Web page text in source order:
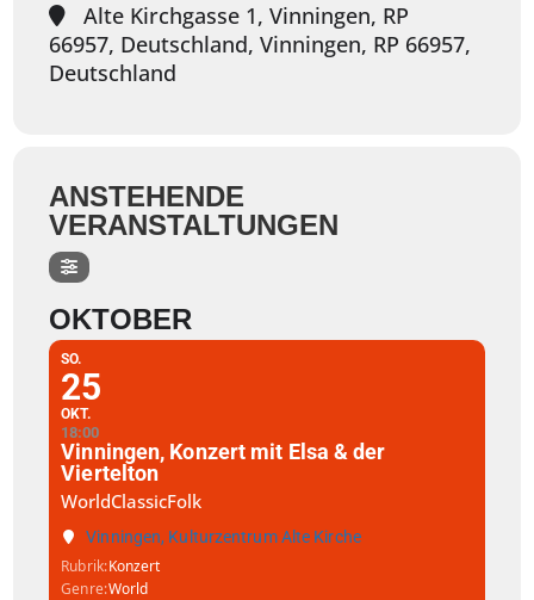
Alte Kirchgasse 1, Vinningen, RP
66957, Deutschland, Vinningen, RP 66957,
Deutschland
ANSTEHENDE
VERANSTALTUNGEN
OKTOBER
SO.
25
OKT.
18:00
Vinningen, Konzert mit Elsa & der
Viertelton
WorldClassicFolk
Vinningen, Kulturzentrum Alte Kirche
Rubrik Konzert
Genre World